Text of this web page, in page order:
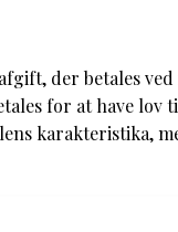
der betales
for at have lov
karakteristika,